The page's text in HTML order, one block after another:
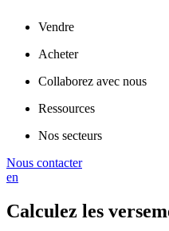
Vendre
Acheter
Collaborez avec nous
Ressources
Nos secteurs
Nous contacter
en
Calculez les